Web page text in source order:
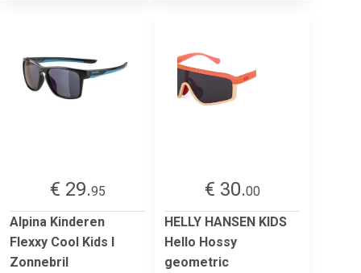
€ 29.95
Alpina Kinderen
Flexxy Cool Kids I
Zonnebril
€ 30.00
HELLY HANSEN KIDS
Hello Hossy
geometric